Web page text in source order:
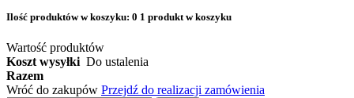
Ilość produktów w koszyku: 0 1 produkt w koszyku
Wartość produktów
Koszt wysyłki Do ustalenia
Razem
Wróć do zakupów Przejdź do realizacji zamówienia